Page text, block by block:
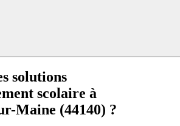
solutions
scolaire à
Maine (44140) ?